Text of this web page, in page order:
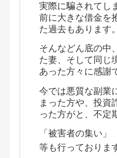
実際に騙されてし
前に大きな借金を
た過去もあります。
そんなどん底の中
た妻、そして同じ
あった方々に感謝
今では悪質な副業
まった方や、投資
った方がと、不定
「被害者の集い」
等も行っておりま